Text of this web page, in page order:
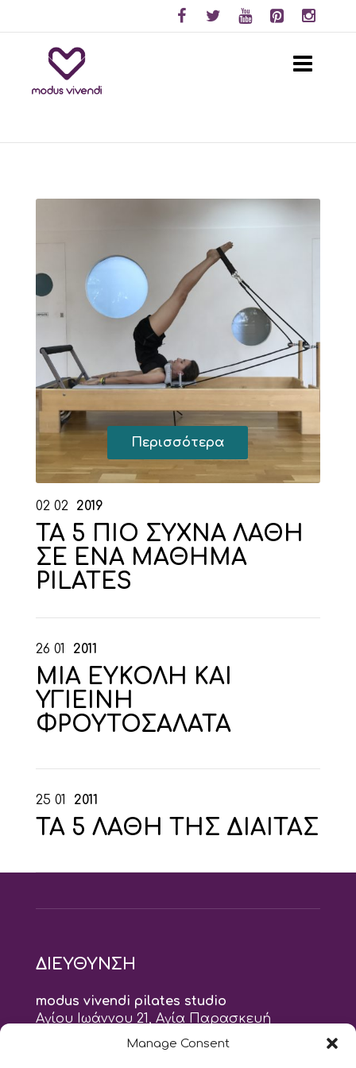
Manage Consent
Περισσότερα
02 02 2019
ΤΑ 5 ΠΙΟ ΣΥΧΝΑ ΛΑΘΗ
ΣΕ ΕΝΑ ΜΑΘΗΜΑ
PILATES
26 01 2011
ΜΙΑ ΕΥΚΟΛΗ ΚΑΙ
ΥΓΙΕΙΝΗ
ΦΡΟΥΤΟΣΑΛΑΤΑ
25 01 2011
ΤΑ 5 ΛΑΘΗ ΤΗΣ ΔΙΑΙΤΑΣ
ΔΙΕΥΘΥΝΣΗ
modus vivendi pilates studio
Αγίου Ιωάννου 21, Αγία Παρασκευή
τηλ: 210 6082152
naskari.d@modusvivendi-pilates.gr